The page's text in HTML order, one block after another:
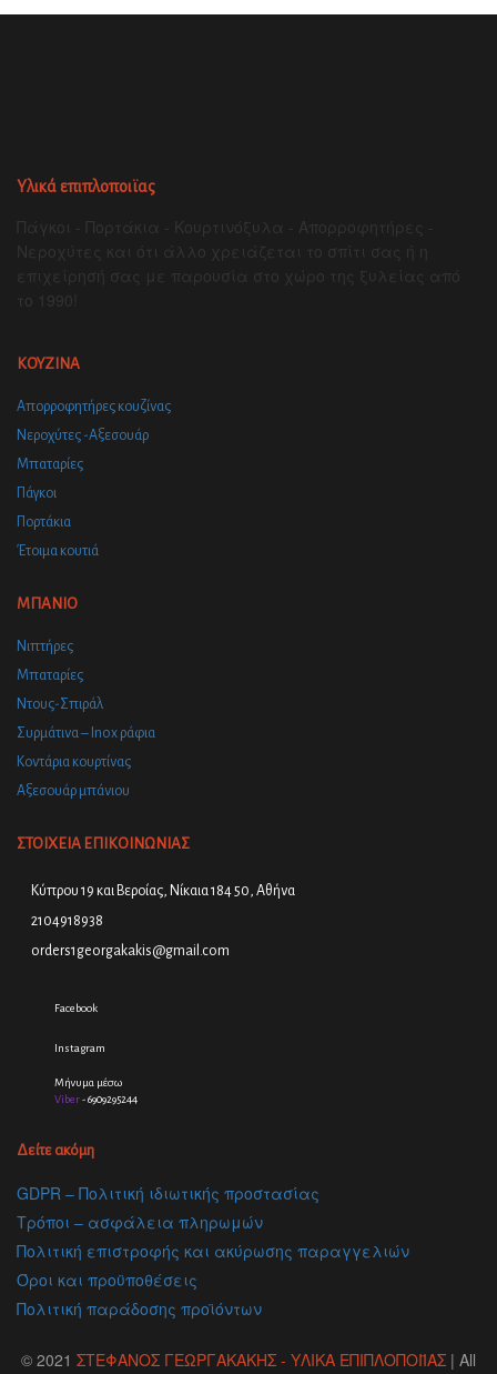
Υλικά επιπλοποιϊας
Πάγκοι - Πορτάκια - Κουρτινόξυλα - Απορροφητήρες -
Νεροχύτες και ότι άλλο χρειάζεται το σπίτι σας ή η
επιχείρησή σας με παρουσία στο χώρο της ξυλείας από
το 1990!
ΚΟΥΖΙΝΑ
Απορροφητήρες κουζίνας
Νεροχύτες -Αξεσουάρ
Μπαταρίες
Πάγκοι
Πορτάκια
Έτοιμα κουτιά
ΜΠΑΝΙΟ
Νιπτήρες
Μπαταρίες
Ντους-Σπιράλ
Συρμάτινα – Inox ράφια
Κοντάρια κουρτίνας
Αξεσουάρ μπάνιου
ΣΤΟΙΧΕΙΑ ΕΠΙΚΟΙΝΩΝΙΑΣ
Κύπρου 19 και Βεροίας, Νίκαια 184 50, Αθήνα
2104918938
orders1georgakakis@gmail.com
Facebook
Instagram
Μήνυμα μέσω
Viber- 6909295244
Δείτε ακόμη
GDPR – Πολιτική ιδιωτικής προστασίας
Τρόποι – ασφάλεια πληρωμών
Πολιτική επιστροφής και ακύρωσης παραγγελιών
Όροι και προϋποθέσεις
Πολιτική παράδοσης προϊόντων
© 2021 ΣΤΕΦΑΝΟΣ ΓΕΩΡΓΑΚΑΚΗΣ - ΥΛΙΚΑ ΕΠΙΠΛΟΠΟΙΪΑΣ | All